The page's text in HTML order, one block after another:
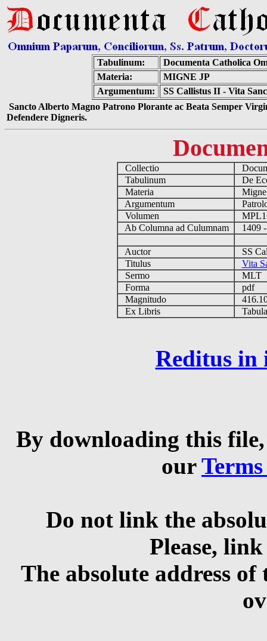
Tabulinum:
Documenta Catholica
Materia:
MIGNE JP
Argumentum:
SS Callistus II - Vita
Sancto Alberto Magno Patrono Plorante ac Beata Semper
Defendere Digneris.
Collectio
Tabulinum
De
Materia
Argumentum
Volumen
Ab Columna ad Culumnam
1409
Auctor
SS
Titulus
Vita
Sermo
MLT
Forma
pdf
Magnitudo
Ex Libris
Reditus in
By downloading this
our
Do not link the
Please,
The absolute address